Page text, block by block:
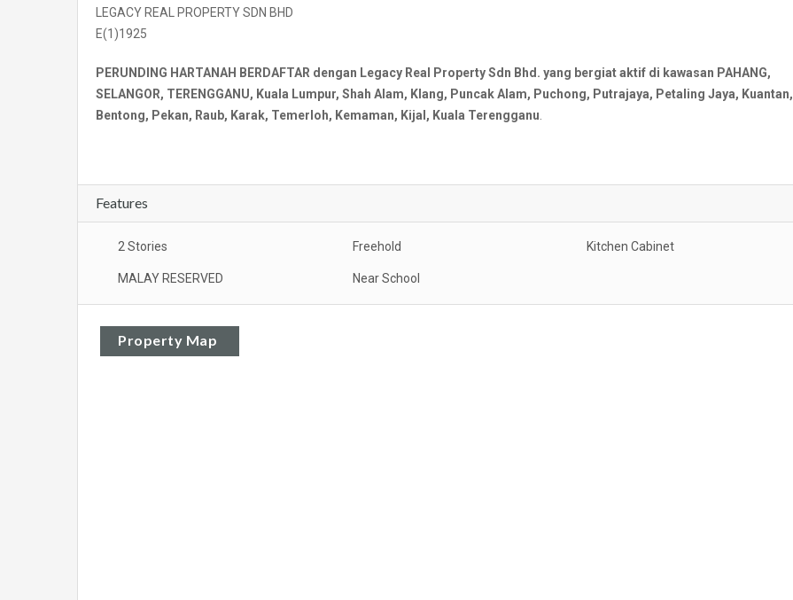
LEGACY REAL PROPERTY SDN BHD
E(1)1925
PERUNDING HARTANAH BERDAFTAR dengan Legacy Real Property Sdn Bhd. yang bergiat aktif di kawasan PAHANG,
SELANGOR, TERENGGANU, Kuala Lumpur, Shah Alam, Klang, Puncak Alam, Puchong, Putrajaya, Petaling Jaya, Kuantan,
Bentong, Pekan, Raub, Karak, Temerloh, Kemaman, Kijal, Kuala Terengganu.
Features
2 Stories Freehold Kitchen Cabinet
MALAY RESERVED Near School
Property Map